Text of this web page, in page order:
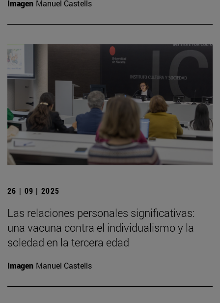
Imagen Manuel Castells
26 | 09 | 2025
Las relaciones personales significativas:
una vacuna contra el individualismo y la
soledad en la tercera edad
Imagen Manuel Castells